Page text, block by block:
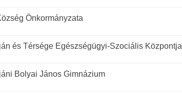
Önkormányzata
és Térsége Egészségügyi-Szociális Központja
Bolyai János Gimnázium